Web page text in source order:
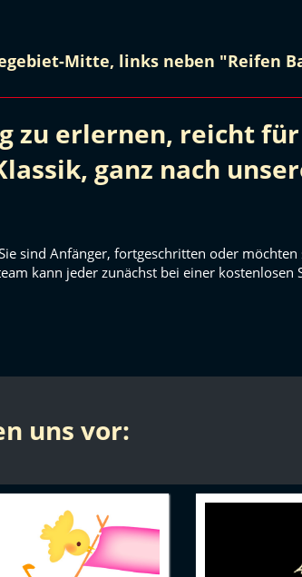
Mitte, links neben "Reifen
zu erlernen, reicht
ganz nach
sind Anfänger, fortgeschritten oder
kann jeder zunächst bei einer kostenlosen
uns vor: